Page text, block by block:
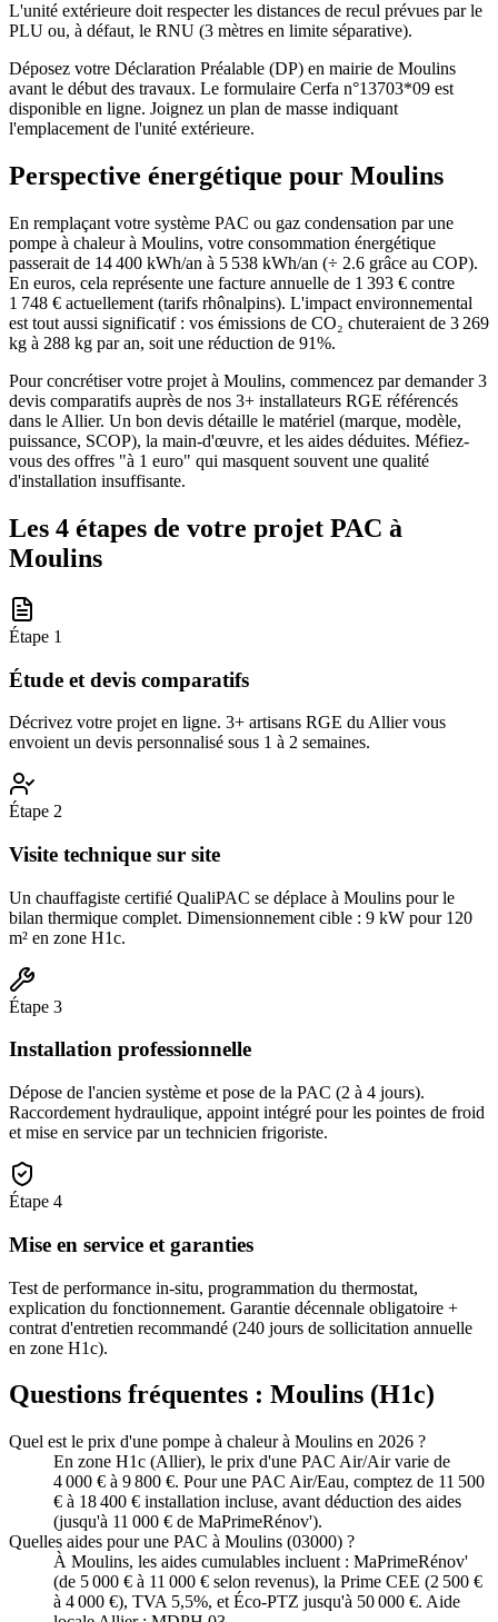
L'unité extérieure doit respecter les distances de recul prévues par le
PLU ou, à défaut, le RNU (3 mètres en limite séparative).
Déposez votre Déclaration Préalable (DP) en mairie de Moulins
avant le début des travaux. Le formulaire Cerfa n°13703*09 est
disponible en ligne. Joignez un plan de masse indiquant
l'emplacement de l'unité extérieure.
Perspective énergétique pour Moulins
En remplaçant votre système PAC ou gaz condensation par une
pompe à chaleur à Moulins, votre consommation énergétique
passerait de 14 400 kWh/an à 5 538 kWh/an (÷ 2.6 grâce au COP).
En euros, cela représente une facture annuelle de 1 393 € contre
1 748 € actuellement (tarifs rhônalpins). L'impact environnemental
est tout aussi significatif : vos émissions de CO₂ chuteraient de 3 269
kg à 288 kg par an, soit une réduction de 91%.
Pour concrétiser votre projet à Moulins, commencez par demander 3
devis comparatifs auprès de nos 3+ installateurs RGE référencés
dans le Allier. Un bon devis détaille le matériel (marque, modèle,
puissance, SCOP), la main-d'œuvre, et les aides déduites. Méfiez-
vous des offres "à 1 euro" qui masquent souvent une qualité
d'installation insuffisante.
Les 4 étapes de votre projet PAC à
Moulins
Étape 1
Étude et devis comparatifs
Décrivez votre projet en ligne. 3+ artisans RGE du Allier vous
envoient un devis personnalisé sous 1 à 2 semaines.
Étape 2
Visite technique sur site
Un chauffagiste certifié QualiPAC se déplace à Moulins pour le
bilan thermique complet. Dimensionnement cible : 9 kW pour 120
m² en zone H1c.
Étape 3
Installation professionnelle
Dépose de l'ancien système et pose de la PAC (2 à 4 jours).
Raccordement hydraulique, appoint intégré pour les pointes de froid
et mise en service par un technicien frigoriste.
Étape 4
Mise en service et garanties
Test de performance in-situ, programmation du thermostat,
explication du fonctionnement. Garantie décennale obligatoire +
contrat d'entretien recommandé (240 jours de sollicitation annuelle
en zone H1c).
Questions fréquentes : Moulins (H1c)
Quel est le prix d'une pompe à chaleur à Moulins en 2026 ?
En zone H1c (Allier), le prix d'une PAC Air/Air varie de
4 000 € à 9 800 €. Pour une PAC Air/Eau, comptez de 11 500
€ à 18 400 € installation incluse, avant déduction des aides
(jusqu'à 11 000 € de MaPrimeRénov').
Quelles aides pour une PAC à Moulins (03000) ?
À Moulins, les aides cumulables incluent : MaPrimeRénov'
(de 5 000 € à 11 000 € selon revenus), la Prime CEE (2 500 €
à 4 000 €), TVA 5,5%, et Éco-PTZ jusqu'à 50 000 €. Aide